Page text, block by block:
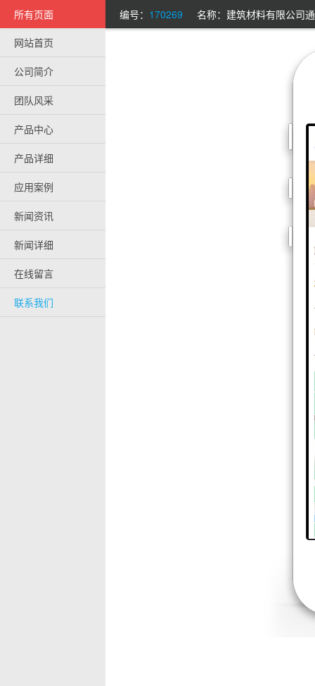
所有页面
网站首页
公司简介
团队风采
产品中心
产品详细
应用案例
新闻资讯
新闻详细
在线留言
联系我们
编号： 170269 名称：建筑材料有限公司